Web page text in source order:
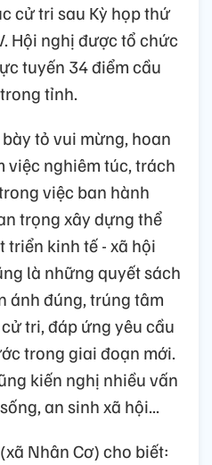
cử tri sau Kỳ họp thứ
Hội nghị được tổ chức
tuyến 34 điểm cầu
tỉnh.
tỏ vui mừng, hoan
việc nghiêm túc, trách
việc ban hành
trọng xây dựng thể
triển kinh tế - xã hội
là những quyết sách
ánh đúng, trúng tâm
tri, đáp ứng yêu cầu
trong giai đoạn mới.
kiến nghị nhiều vấn
an sinh xã hội...
Nhân Cơ) cho biết: